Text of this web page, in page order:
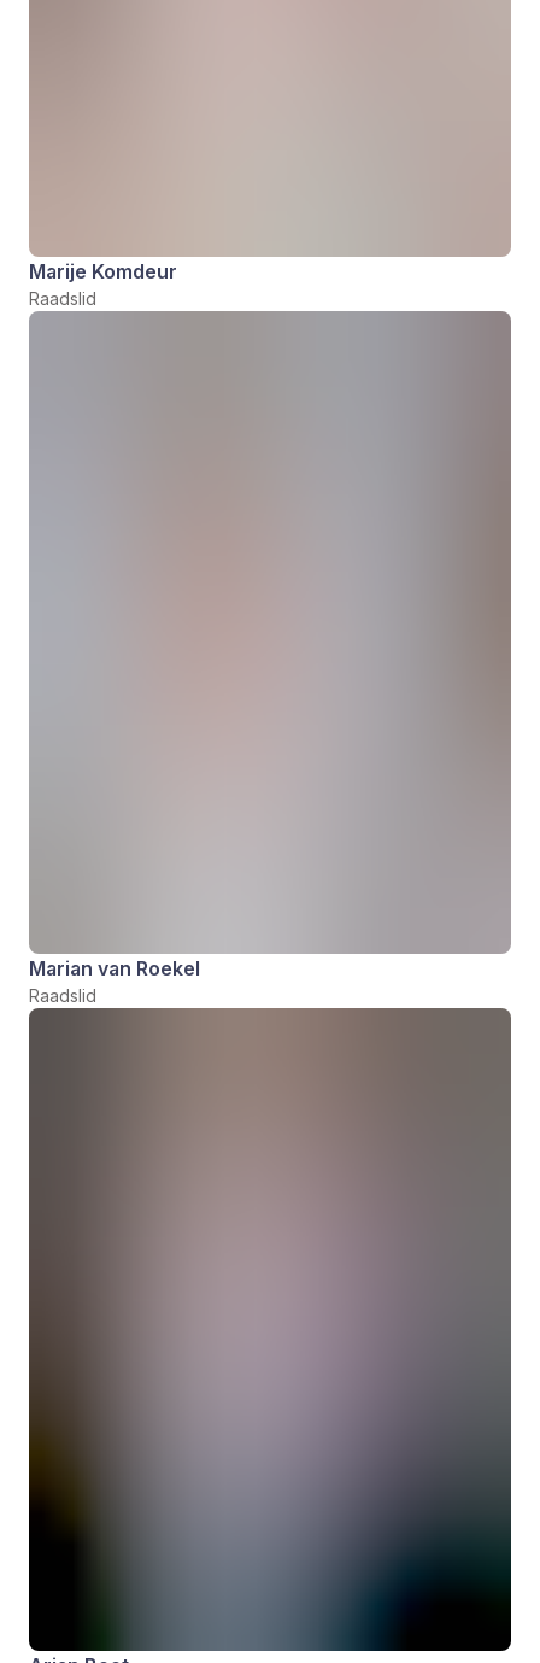
Marije Komdeur
Raadslid
Marian van Roekel
Raadslid